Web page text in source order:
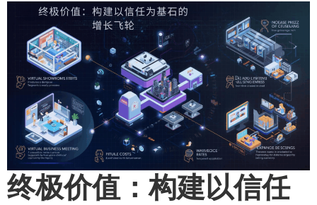
终极价值：构建以信任